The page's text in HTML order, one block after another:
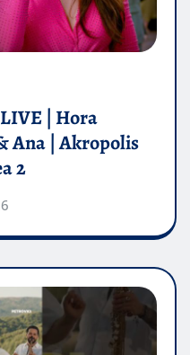
| Hora
Ana | Akropolis
2